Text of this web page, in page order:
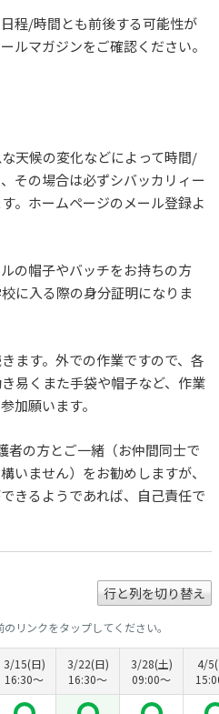
程/時間とも前後する可能性が
ルマガジンをご確認ください。
天候の変化などによって時間/
その場合は必ずシバッカリィー
。ホームページのメール登録よ
の帽子やバッチをお持ちの方
に入る際の身分証明になりま
ます。外での作業ですので、各
易くまた手袋や帽子など、作業
加願います。
者の方とご一緒（お仲間同士で
いません）をお勧めしますが、
きるようであれば、自己責任で
行と列を切り替え
リンクをタップしてください。
3/15(日)
16:30〜
3/22(日)
16:30〜
3/28(土)
09:00〜
4/